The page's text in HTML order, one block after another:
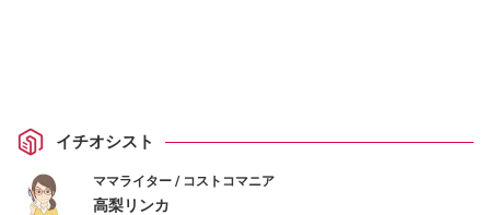
イチオシスト
ママライター / コストコマニア
高梨リンカ